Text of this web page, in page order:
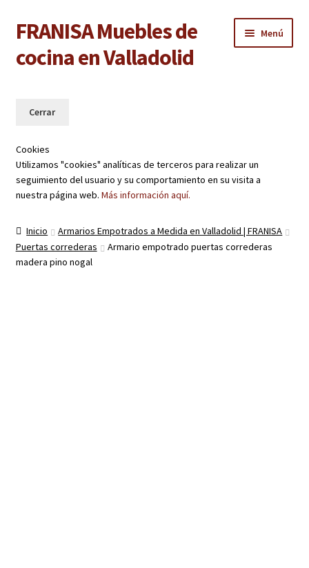
Ir
a
la
Ir
al
contenido
FRANISA Muebles de
cocina en Valladolid
Menú
Baños
Armarios
Puertas de interior
Suelos laminados
Cookies
Utilizamos "cookies" analíticas de terceros para realizar un
seguimiento del usuario y su comportamiento en su visita a
nuestra página web. Más información aquí.
Inicio
Armarios Empotrados a Medida en Valladolid | FRANISA
Puertas correderas
Armario empotrado puertas correderas
madera pino nogal